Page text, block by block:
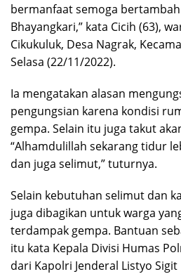
bermanfaat semoga
Bhayangkari,” kata Cicih (63),
Cikukuluk, Desa Nagrak,
Selasa (22/11/2022).
Ia mengatakan alasan
pengungsian karena kondisi
gempa. Selain itu juga takut
“Alhamdulillah sekarang tidur
dan juga selimut,” tuturnya.
Selain kebutuhan selimut dan
juga dibagikan untuk warga
terdampak gempa. Bantuan
itu kata Kepala Divisi Humas
dari Kapolri Jenderal Listyo